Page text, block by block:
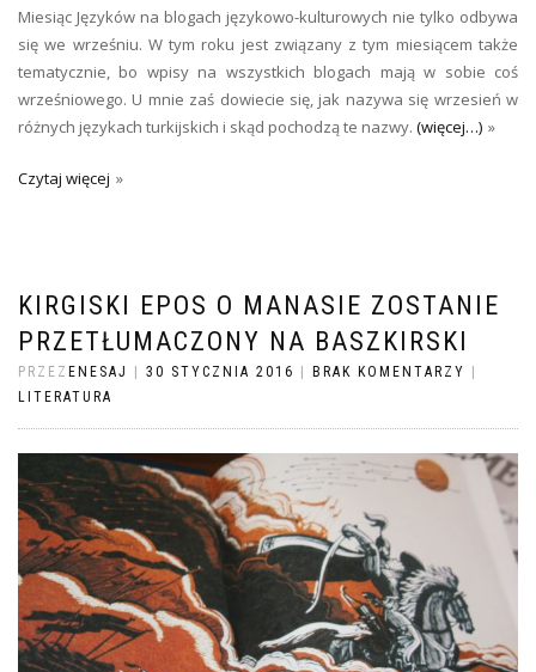
Miesiąc Języków na blogach językowo-kulturowych nie tylko odbywa
się we wrześniu. W tym roku jest związany z tym miesiącem także
tematycznie, bo wpisy na wszystkich blogach mają w sobie coś
wrześniowego. U mnie zaś dowiecie się, jak nazywa się wrzesień w
różnych językach turkijskich i skąd pochodzą te nazwy. (więcej…)
Czytaj więcej
KIRGISKI EPOS O MANASIE ZOSTANIE
PRZETŁUMACZONY NA BASZKIRSKI
PRZEZ ENESAJ | 30 STYCZNIA 2016 | BRAK KOMENTARZY |
LITERATURA